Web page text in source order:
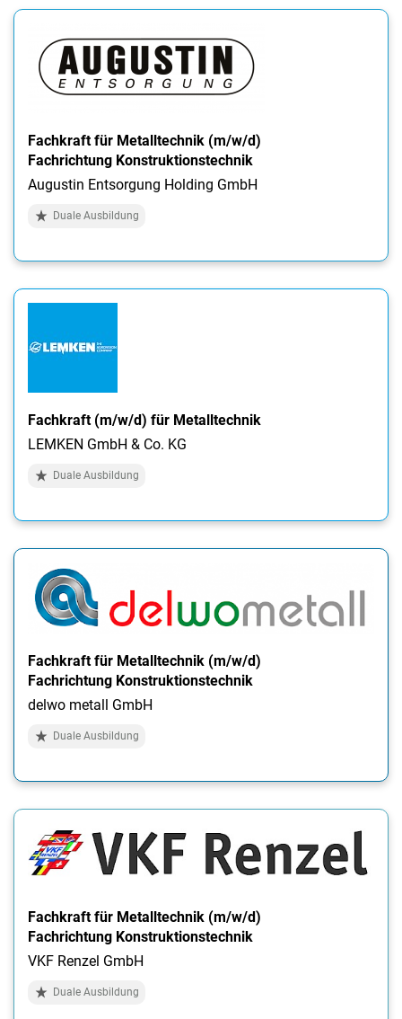
Fachkraft für Metalltechnik (m/w/d)
Fachrichtung Konstruktionstechnik
Augustin Entsorgung Holding GmbH
Duale Ausbildung
Fachkraft (m/w/d) für Metalltechnik
LEMKEN GmbH & Co. KG
Duale Ausbildung
Fachkraft für Metalltechnik (m/w/d)
Fachrichtung Konstruktionstechnik
delwo metall GmbH
Duale Ausbildung
Fachkraft für Metalltechnik (m/w/d)
Fachrichtung Konstruktionstechnik
VKF Renzel GmbH
Duale Ausbildung